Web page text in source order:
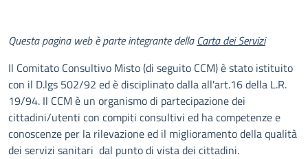
Descrizione
Questa pagina web è parte integrante dellaCarta dei Servizi
Il Comitato Consultivo Misto (di seguito CCM) è stato istituito
con il D.lgs 502/92 ed è disciplinato dalla all'art.16 della L.R.
19/94. Il CCM è un organismo di partecipazione dei
cittadini/utenti con compiti consultivi ed ha competenze e
conoscenze per la rilevazione ed il miglioramento della qualità
dei servizi sanitari dal punto di vista dei cittadini.